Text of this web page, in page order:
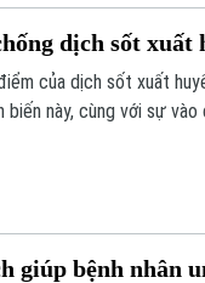
dịch sốt xuất
của dịch sốt xuất
này, cùng với sự
giúp bệnh nhân